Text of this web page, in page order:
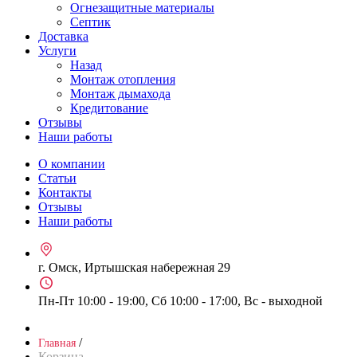
Огнезащитные материалы
Септик
Доставка
Услуги
Назад
Монтаж отопления
Монтаж дымахода
Кредитование
Отзывы
Наши работы
О компании
Статьи
Контакты
Отзывы
Наши работы
г. Омск, Иртышская набережная 29
Пн-Пт 10:00 - 19:00, Сб 10:00 - 17:00, Вс - выходной
Главная /